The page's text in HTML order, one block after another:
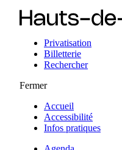
Privatisation
Billetterie
Rechercher
Fermer
Accueil
Accessibilité
Infos pratiques